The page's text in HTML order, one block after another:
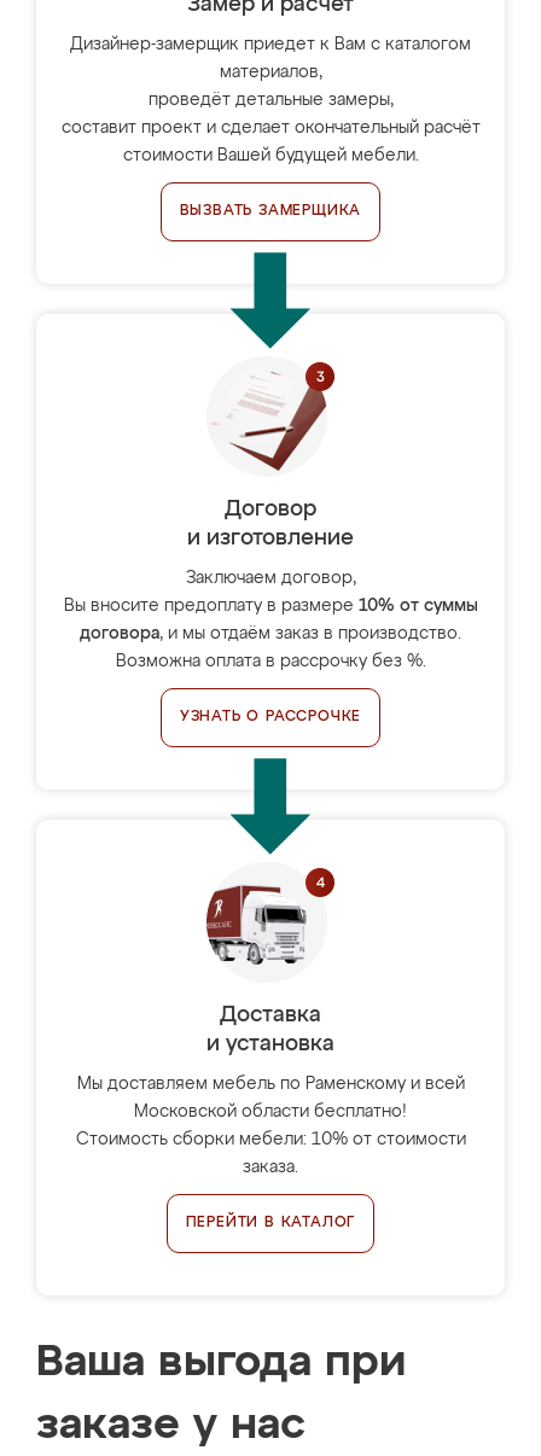
Замер и расчет
Дизайнер-замерщик приедет к Вам с каталогом
материалов,
проведёт детальные замеры,
составит проект и сделает окончательный расчёт
стоимости Вашей будущей мебели.
ВЫЗВАТЬ ЗАМЕРЩИКА
Договор
и изготовление
Заключаем договор,
Вы вносите предоплату в размере 10% от суммы
договора, и мы отдаём заказ в производство.
Возможна оплата в рассрочку без %.
УЗНАТЬ О РАССРОЧКЕ
Доставка
и установка
Мы доставляем мебель по Раменскому и всей
Московской области бесплатно!
Стоимость сборки мебели: 10% от стоимости
заказа.
ПЕРЕЙТИ В КАТАЛОГ
Ваша выгода при
заказе у нас